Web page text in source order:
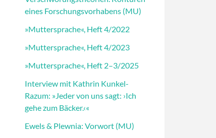
eines Forschungsvorhabens (MU)
»Muttersprache«, Heft 4/2022
»Muttersprache«, Heft 4/2023
»Muttersprache«, Heft 2–3/2025
Interview mit Kathrin Kunkel-
Razum: »Jeder von uns sagt: ›Ich
gehe zum Bäcker.‹«
Ewels & Plewnia: Vorwort (MU)